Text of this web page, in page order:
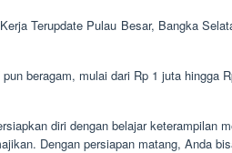
Terupdate Pulau Besar, Bangka
beragam, mulai dari Rp 1 juta hingga
diri dengan belajar keterampilan
Dengan persiapan matang, Anda